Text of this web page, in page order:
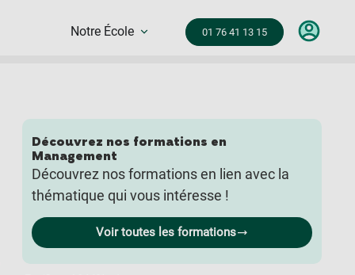
Notre École 01 76 41 13 15
Découvrez nos formations en
Management
Découvrez nos formations en lien avec la
thématique qui vous intéresse !
Voir toutes les formations